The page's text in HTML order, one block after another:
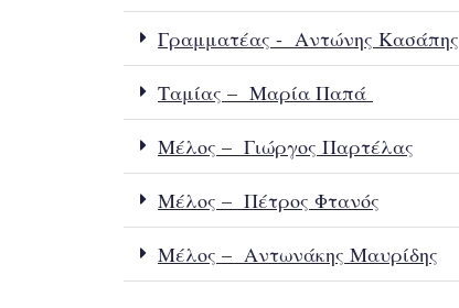
Γραμματέας - Αντώνης Κασάπης
Ταμίας – Μαρία Παπά
Μέλος – Γιώργος Παρτέλας
Μέλος – Πέτρος Φτανός
Μέλος – Αντωνάκης Μαυρίδης